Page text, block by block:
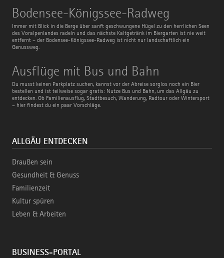
Bodensee-Königssee-Radweg
Immer mit Blick in die Berge über sanft geschwungene Hügel zu den herrlichen Seen
des Voralpenlandes radeln und das nächste Kaltgetränk im Biergarten ist nie weit
entfernt – der Bodensee-Königssee-Radweg ist nicht nur landschaftlich ein
Genussweg.
Bodensee-
Königssee-
Radweg
Ausflüge mit Bus und Bahn
Du musst keinen Parkplatz suchen, kannst vor der Abreise sorglos noch ein Bier
bestellen und ist teilweise sogar gratis: Nutze Bus und Bahn, um das Allgäu zu
entdecken. Ob Familienausflug, Stadtbesuch, Wanderung, Radtour oder Wintersport
– hier findest du ein paar Vorschläge.
Ausflüge
mit
Bus
und
Bahn
ALLGÄU ENTDECKEN
Draußen sein
Gesundheit & Genuss
Familienzeit
Kultur spüren
Leben & Arbeiten
BUSINESS-PORTAL